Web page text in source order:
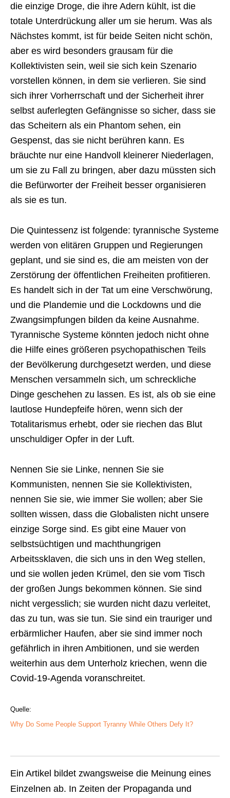
die einzige Droge, die ihre Adern kühlt, ist die
totale Unterdrückung aller um sie herum. Was als
Nächstes kommt, ist für beide Seiten nicht schön,
aber es wird besonders grausam für die
Kollektivisten sein, weil sie sich kein Szenario
vorstellen können, in dem sie verlieren. Sie sind
sich ihrer Vorherrschaft und der Sicherheit ihrer
selbst auferlegten Gefängnisse so sicher, dass sie
das Scheitern als ein Phantom sehen, ein
Gespenst, das sie nicht berühren kann. Es
bräuchte nur eine Handvoll kleinerer Niederlagen,
um sie zu Fall zu bringen, aber dazu müssten sich
die Befürworter der Freiheit besser organisieren
als sie es tun.
Die Quintessenz ist folgende: tyrannische Systeme
werden von elitären Gruppen und Regierungen
geplant, und sie sind es, die am meisten von der
Zerstörung der öffentlichen Freiheiten profitieren.
Es handelt sich in der Tat um eine Verschwörung,
und die Plandemie und die Lockdowns und die
Zwangsimpfungen bilden da keine Ausnahme.
Tyrannische Systeme könnten jedoch nicht ohne
die Hilfe eines größeren psychopathischen Teils
der Bevölkerung durchgesetzt werden, und diese
Menschen versammeln sich, um schreckliche
Dinge geschehen zu lassen. Es ist, als ob sie eine
lautlose Hundepfeife hören, wenn sich der
Totalitarismus erhebt, oder sie riechen das Blut
unschuldiger Opfer in der Luft.
Nennen Sie sie Linke, nennen Sie sie
Kommunisten, nennen Sie sie Kollektivisten,
nennen Sie sie, wie immer Sie wollen; aber Sie
sollten wissen, dass die Globalisten nicht unsere
einzige Sorge sind. Es gibt eine Mauer von
selbstsüchtigen und machthungrigen
Arbeitssklaven, die sich uns in den Weg stellen,
und sie wollen jeden Krümel, den sie vom Tisch
der großen Jungs bekommen können. Sie sind
nicht vergesslich; sie wurden nicht dazu verleitet,
das zu tun, was sie tun. Sie sind ein trauriger und
erbärmlicher Haufen, aber sie sind immer noch
gefährlich in ihren Ambitionen, und sie werden
weiterhin aus dem Unterholz kriechen, wenn die
Covid-19-Agenda voranschreitet.
Quelle:
Why Do Some People Support Tyranny While Others Defy It?
Ein Artikel bildet zwangsweise die Meinung eines
Einzelnen ab. In Zeiten der Propaganda und